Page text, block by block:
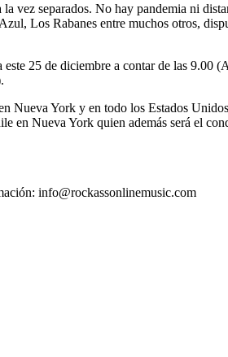
vez separados. No hay pandemia ni
Los Rabanes entre muchos otros,
25 de diciembre a contar de las
Nueva York y en todo los Estados
en Nueva York quien además será el
info@rockassonlinemusic.com